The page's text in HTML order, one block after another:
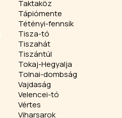
Taktaköz
Tápiómente
Tétényi-fennsík
Tisza-tó
Tiszahát
Tiszántúl
Tokaj-Hegyalja
Tolnai-dombság
Vajdaság
Velencei-tó
Vértes
Viharsarok